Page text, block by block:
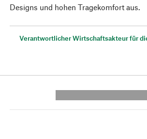
Designs und hohen Tragekomfort aus.
Verantwortlicher Wirtschaftsakteur für